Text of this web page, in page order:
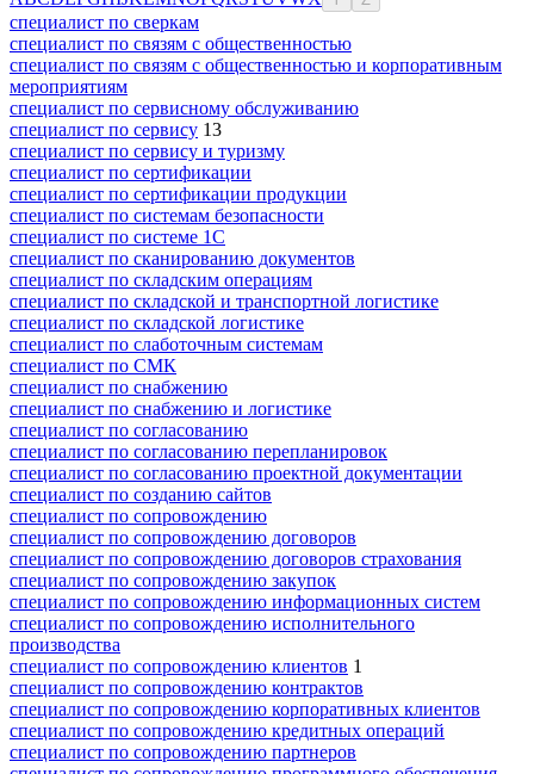
специалист по сверкам
специалист по связям с общественностью
специалист по связям с общественностью и корпоративным
мероприятиям
специалист по сервисному обслуживанию
специалист по сервису 13
специалист по сервису и туризму
специалист по сертификации
специалист по сертификации продукции
специалист по системам безопасности
специалист по системе 1С
специалист по сканированию документов
специалист по складским операциям
специалист по складской и транспортной логистике
специалист по складской логистике
специалист по слаботочным системам
специалист по СМК
специалист по снабжению
специалист по снабжению и логистике
специалист по согласованию
специалист по согласованию перепланировок
специалист по согласованию проектной документации
специалист по созданию сайтов
специалист по сопровождению
специалист по сопровождению договоров
специалист по сопровождению договоров страхования
специалист по сопровождению закупок
специалист по сопровождению информационных систем
специалист по сопровождению исполнительного
производства
специалист по сопровождению клиентов 1
специалист по сопровождению контрактов
специалист по сопровождению корпоративных клиентов
специалист по сопровождению кредитных операций
специалист по сопровождению партнеров